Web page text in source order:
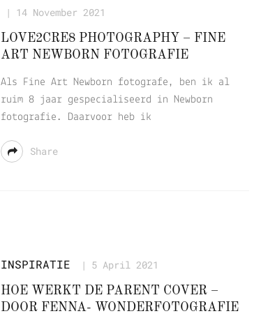
14 November 2021
LOVE2CRE8 PHOTOGRAPHY – FINE
ART NEWBORN FOTOGRAFIE
Als Fine Art Newborn fotografe, ben ik al
ruim 8 jaar gespecialiseerd in Newborn
fotografie. Daarvoor heb ik
Share
INSPIRATIE 5 April 2021
HOE WERKT DE PARENT COVER –
DOOR FENNA- WONDERFOTOGRAFIE